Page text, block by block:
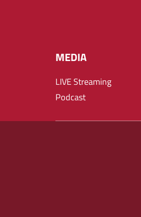
MEDIA
LIVE Streaming
Podcast